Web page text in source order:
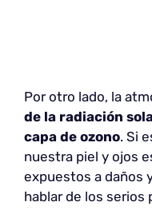
Por otro lado, la
de la radiación
capa de ozono. Si
nuestra piel y ojos
expuestos a daños
hablar de los serios